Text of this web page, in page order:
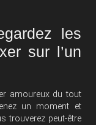
les
sur l’un
amoureux du tout
un moment et
trouverez peut-être